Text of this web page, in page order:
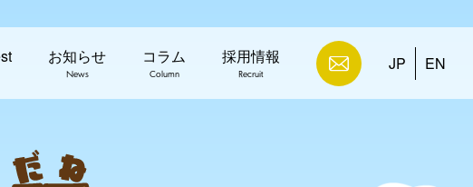
お知らせ
News
コラム
Column
採用情報
Recruit
JP EN